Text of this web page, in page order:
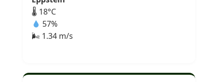
🌡 18°C
57%
🌬 1.34 m/s